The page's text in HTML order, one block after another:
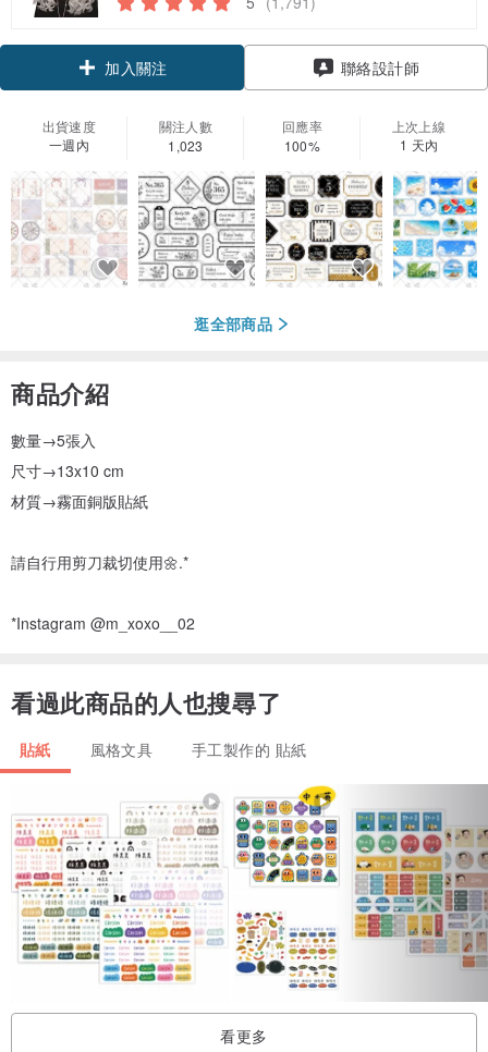
加入關注 聯絡設計師
出貨速度
一週內
關注人數
1,023
回應率
100%
上次上線
1 天內
逛全部商品
商品介紹
數量→5張入
尺寸→13x10 cm
材質→霧面銅版貼紙
請自行用剪刀裁切使用🌼.*
*Instagram @m_xoxo__02
看過此商品的人也搜尋了
貼紙 風格文具 手工製作的 貼紙
看更多